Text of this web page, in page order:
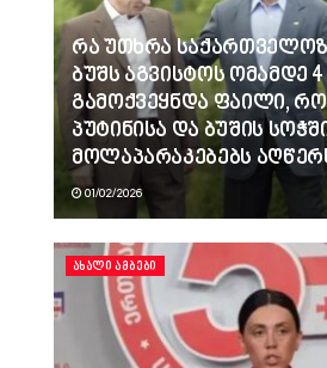
რა უთხრა
ბუშს აგვისტოს ომამდე
გამოქვეყნდა ფაილი,
პუტინისა და ბუშის
მოლაპარაკებებს
01/02/2026
ᲐᲮᲐᲚᲘ ᲐᲛᲑᲔᲑᲘ